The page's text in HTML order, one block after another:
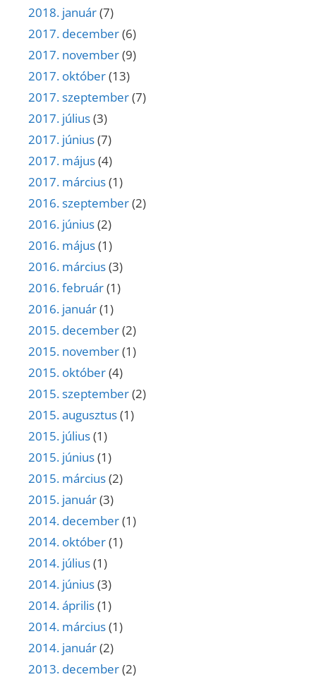
2018. január(7)
2017. december(6)
2017. november(9)
2017. október(13)
2017. szeptember(7)
2017. július(3)
2017. június(7)
2017. május(4)
2017. március(1)
2016. szeptember(2)
2016. június(2)
2016. május(1)
2016. március(3)
2016. február(1)
2016. január(1)
2015. december(2)
2015. november(1)
2015. október(4)
2015. szeptember(2)
2015. augusztus(1)
2015. július(1)
2015. június(1)
2015. március(2)
2015. január(3)
2014. december(1)
2014. október(1)
2014. július(1)
2014. június(3)
2014. április(1)
2014. március(1)
2014. január(2)
2013. december(2)